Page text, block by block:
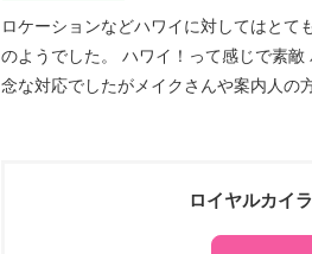
ロケーションなどハワイに対してはとて
のようでした。 ハワイ！って感じで素
念な対応でしたがメイクさんや案内人の
ロイヤルカイ